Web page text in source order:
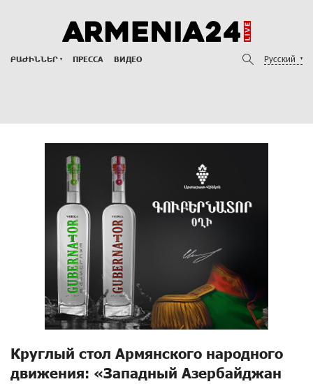
ԲԱԺԻՆՆԵՐ ПРЕССА ВИДЕО Русский
Круглый стол Армянского народного
движения: «Западный Азербайджан